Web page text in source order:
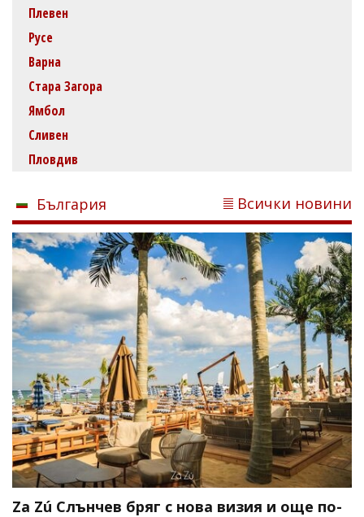
Плевен
Русе
Варна
Стара Загора
Ямбол
Сливен
Пловдив
България Всички новини
Za Zú Слънчев бряг с нова визия и още по-